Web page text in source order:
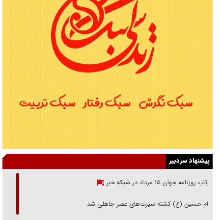
پیشنهاد سردبیر
بازتاب روزنامه جوان ۱۵ مرداد در شبکه خبر
امام حسین (ع) کشته سیرت‌های عصر جاهلی شد